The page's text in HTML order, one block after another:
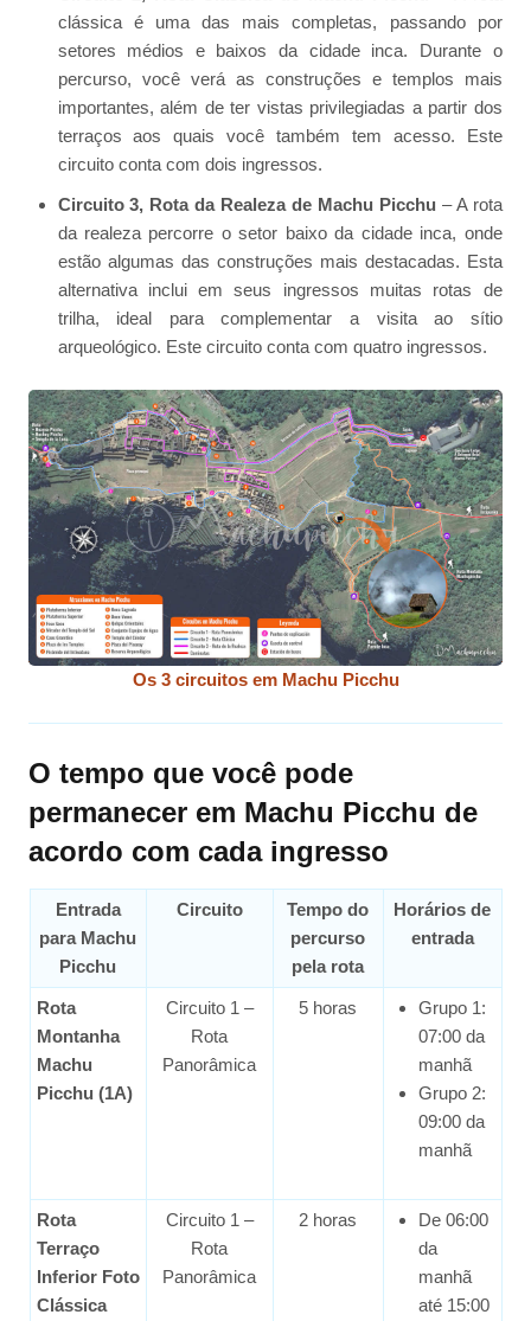
clássica é uma das mais completas, passando por
setores médios e baixos da cidade inca. Durante o
percurso, você verá as construções e templos mais
importantes, além de ter vistas privilegiadas a partir dos
terraços aos quais você também tem acesso. Este
circuito conta com dois ingressos.
Circuito 3, Rota da Realeza de Machu Picchu – A rota
da realeza percorre o setor baixo da cidade inca, onde
estão algumas das construções mais destacadas. Esta
alternativa inclui em seus ingressos muitas rotas de
trilha, ideal para complementar a visita ao sítio
arqueológico. Este circuito conta com quatro ingressos.
Os 3 circuitos em Machu Picchu
O tempo que você pode
permanecer em Machu Picchu de
acordo com cada ingresso
Entrada
para Machu
Picchu
Circuito
Tempo do
percurso
pela rota
Horários de
entrada
Rota
Montanha
Machu
Picchu (1A)
Circuito 1 –
Rota
Panorâmica
5 horas
Grupo 1:
07:00 da
manhã
Grupo 2:
09:00 da
manhã
Rota
Terraço
Inferior Foto
Clássica
Circuito 1 –
Rota
Panorâmica
2 horas
De 06:00
da
manhã
até 15:00